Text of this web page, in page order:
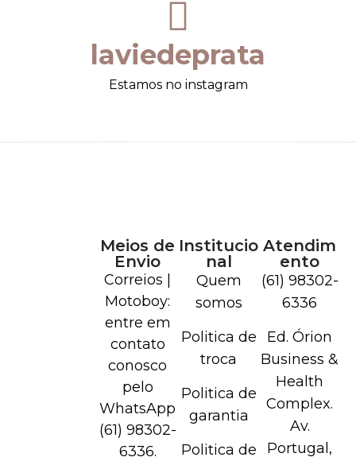
laviedeprata
Estamos no instagram
Meios de
Envio
Correios |
Motoboy:
entre em
contato
conosco
pelo
WhatsApp
(61) 98302-
6336.
Institucio
nal
Quem
somos
Politica de
troca
Politica de
garantia
Politica de
Atendim
ento
(61) 98302-
6336
Ed. Órion
Business &
Health
Complex.
Av.
Portugal,